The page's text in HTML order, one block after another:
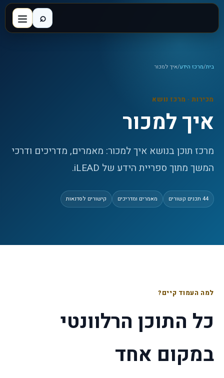
⌕
בית/מרכז הידע/איך למכור
מכירות· מרכז נושא
איך למכור
מרכז תוכן בנושא איך למכור: מאמרים, מדריכים ודרכי
המשך מתוך ספריית הידע של iLEAD.
44 תכנים קשורים מאמרים ומדריכים קישורים לסדנאות
למה העמוד קיים?
כל התוכן הרלוונטי
במקום אחד